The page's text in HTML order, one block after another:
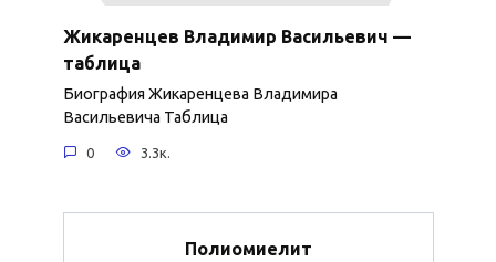
Жикаренцев Владимир Васильевич —
таблица
Биография Жикаренцева Владимира
Васильевича Таблица
0 3.3к.
Полиомиелит